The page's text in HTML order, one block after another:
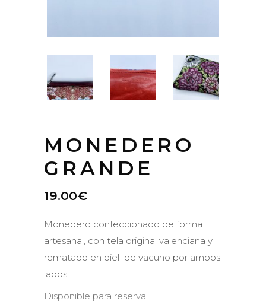
MONEDERO
GRANDE
19.00€
Monedero confeccionado de forma
artesanal, con tela original valenciana y
rematado en piel de vacuno por ambos
lados.
Disponible para reserva